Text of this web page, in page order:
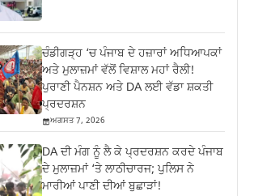
ਚੰਡੀਗੜ੍ਹ ‘ਚ ਪੰਜਾਬ ਦੇ ਹਜ਼ਾਰਾਂ ਅਧਿਆਪਕਾਂ
ਅਤੇ ਮੁਲਾਜ਼ਮਾਂ ਵੱਲੋਂ ਵਿਸ਼ਾਲ ਮਹਾਂ ਰੈਲੀ!
ਪੁਰਾਣੀ ਪੈਨਸ਼ਨ ਅਤੇ DA ਲਈ ਵੱਡਾ ਸ਼ਕਤੀ
ਪ੍ਰਦਰਸ਼ਨ
ਅਗਸਤ 7, 2026
DA ਦੀ ਮੰਗ ਨੂੰ ਲੈ ਕੇ ਪ੍ਰਦਰਸ਼ਨ ਕਰਦੇ ਪੰਜਾਬ
ਦੇ ਮੁਲਾਜ਼ਮਾਂ ‘ਤੇ ਲਾਠੀਚਾਰਜ; ਪੁਲਿਸ ਨੇ
ਮਾਰੀਆਂ ਪਾਣੀ ਦੀਆਂ ਬੁਛਾੜਾਂ!